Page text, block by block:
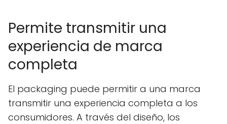
Permite transmitir una
experiencia de marca
completa
El packaging puede permitir a una marca
transmitir una experiencia completa a los
consumidores. A través del diseño, los